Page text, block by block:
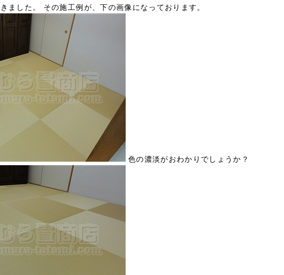
ました。 その施工例が、下の画像になっております。
色の濃淡がおわかりでしょうか？